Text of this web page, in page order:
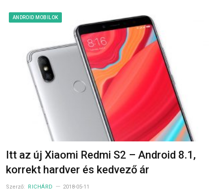
ANDROID MOBILOK
Itt az új Xiaomi Redmi S2 – Android 8.1,
korrekt hardver és kedvező ár
Szerző: RICHÁRD 2018-05-11